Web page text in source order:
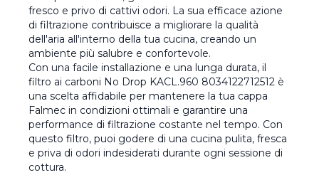
fresco e privo di cattivi odori. La sua efficace azione
di filtrazione contribuisce a migliorare la qualità
dell'aria all'interno della tua cucina, creando un
ambiente più salubre e confortevole.
Con una facile installazione e una lunga durata, il
filtro ai carboni No Drop KACL.960 8034122712512 è
una scelta affidabile per mantenere la tua cappa
Falmec in condizioni ottimali e garantire una
performance di filtrazione costante nel tempo. Con
questo filtro, puoi godere di una cucina pulita, fresca
e priva di odori indesiderati durante ogni sessione di
cottura.